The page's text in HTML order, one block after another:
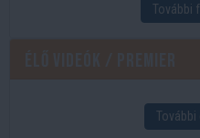
További
További